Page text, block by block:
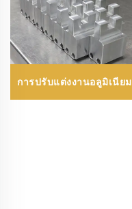
การปรับแต่งงานอลูมิเนียม